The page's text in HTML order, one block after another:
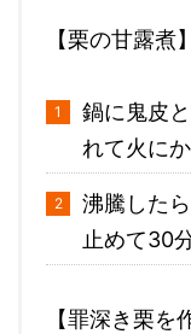
【栗の甘露煮】
鍋に鬼皮
れて火にか
沸騰した
止めて30
【罪深き栗を